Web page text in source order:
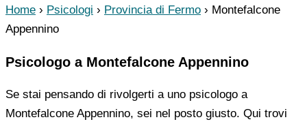
Home › Psicologi › Provincia di Fermo › Montefalcone
Appennino
Psicologo a Montefalcone Appennino
Se stai pensando di rivolgerti a uno psicologo a
Montefalcone Appennino, sei nel posto giusto. Qui trovi